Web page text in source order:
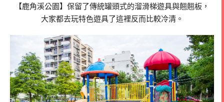
【鹿角溪公園】保留了傳統罐頭式的溜滑梯遊具與翹翹板，
大家都去玩特色遊具了這裡反而比較冷清。